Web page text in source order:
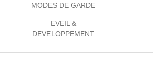
MODES DE GARDE
EVEIL &
DEVELOPPEMENT